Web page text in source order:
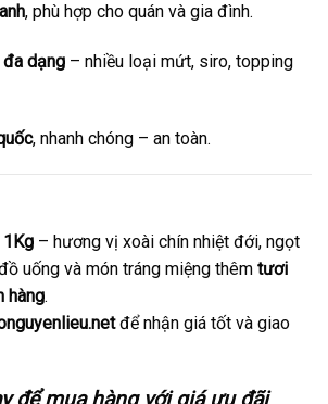
, phù hợp cho quán và gia đình.
đa dạng– nhiều loại mứt, siro, topping
, nhanh chóng – an toàn.
– hương vị xoài chín nhiệt đới, ngọt
uống và món tráng miệng thêm tươi
hàng.
để nhận giá tốt và giao
để mua hàng với giá ưu đãi